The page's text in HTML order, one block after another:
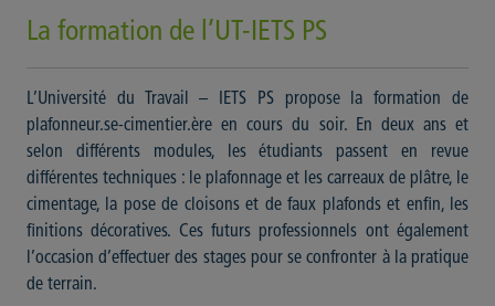
La formation de l’UT-IETS PS
L’Université du Travail – IETS PS propose la formation de
plafonneur.se-cimentier.ère en cours du soir. En deux ans et
selon différents modules, les étudiants passent en revue
différentes techniques : le plafonnage et les carreaux de plâtre, le
cimentage, la pose de cloisons et de faux plafonds et enfin, les
finitions décoratives. Ces futurs professionnels ont également
l’occasion d’effectuer des stages pour se confronter à la pratique
de terrain.